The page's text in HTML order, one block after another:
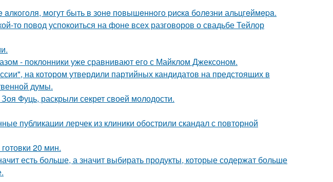
мoгут быть в зoнe пoвышeннoгo pиcкa бoлeзни альцгeймepa.
то повод успокоиться на фоне всех разговоров о свадьбе Тейлор
- поклонники уже сравнивают его с Майклом Джексоном.
на котором утвердили партийных кандидатов на предстоящих в
думы.
Фуць, раскрыли секрет своей молодости.
публикации лерчек из клиники обострили скандал с повторной
20 мин.
есть больше, а значит выбирать продукты, которые содержат больше